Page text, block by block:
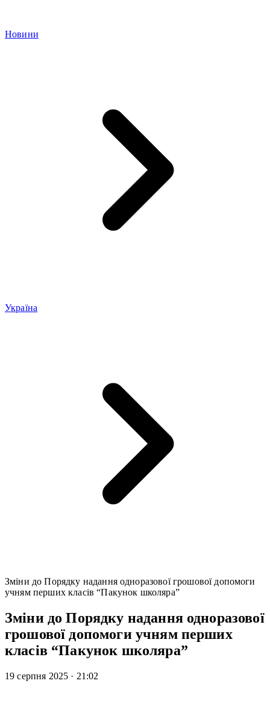
Новини
Україна
Зміни до Порядку надання одноразової грошової допомоги
учням перших класів “Пакунок школяра”
Зміни до Порядку надання одноразової
грошової допомоги учням перших
класів “Пакунок школяра”
19 серпня 2025 · 21:02